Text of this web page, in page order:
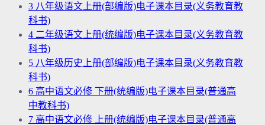
3 八年级语文上册(部编版)电子课本目录(义务教育教
科书)
4 二年级语文上册(统编版)电子课本目录(义务教育教
科书)
5 八年级历史上册(部编版)电子课本目录(义务教育教
科书)
6 高中语文必修 下册(统编版)电子课本目录(普通高
中教科书)
7 高中语文必修 上册(统编版)电子课本目录(普通高